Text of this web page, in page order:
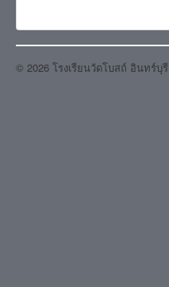
© 2026 โรงเรียนวัดโบสถ์ อินทร์บุรี